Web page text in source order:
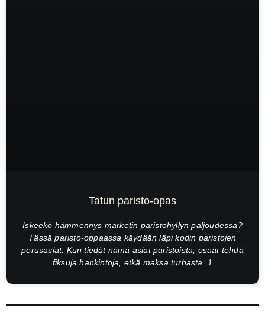
Tatun paristo-opas
Iskeekö hämmennys marketin paristohyllyn paljoudessa?
Tässä paristo-oppaassa käydään läpi kodin paristojen
perusasiat. Kun tiedät nämä asiat paristoista, osaat tehdä
fiksuja hankintoja, etkä maksa turhasta. 1